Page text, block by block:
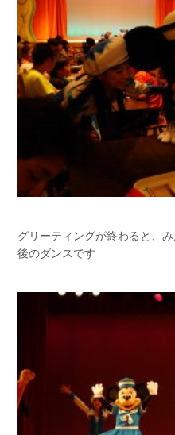
グリーティングが終わると、
後のダンスです